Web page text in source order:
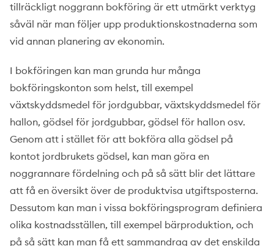
tillräckligt noggrann bokföring är ett utmärkt verktyg
såväl när man följer upp produktionskostnaderna som
vid annan planering av ekonomin.
I bokföringen kan man grunda hur många
bokföringskonton som helst, till exempel
växtskyddsmedel för jordgubbar, växtskyddsmedel för
hallon, gödsel för jordgubbar, gödsel för hallon osv.
Genom att i stället för att bokföra alla gödsel på
kontot jordbrukets gödsel, kan man göra en
noggrannare fördelning och på så sätt blir det lättare
att få en översikt över de produktvisa utgiftsposterna.
Dessutom kan man i vissa bokföringsprogram definiera
olika kostnadsställen, till exempel bärproduktion, och
på så sätt kan man få ett sammandrag av det enskilda